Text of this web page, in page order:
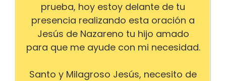
prueba, hoy estoy delante de tu
presencia realizando esta oración a
Jesús de Nazareno tu hijo amado
para que me ayude con mi necesidad.
Santo y Milagroso Jesús, necesito de